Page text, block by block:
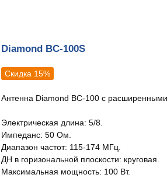
Diamond BC-100S
Скидка 15%
Антенна Diamond BC-100 с расширенными
Электрическая длина: 5/8.
Импеданс: 50 Ом.
Диапазон частот: 115-174 МГц.
ДН в горизональной плоскости: круговая.
Максимальная мощность: 100 Вт.